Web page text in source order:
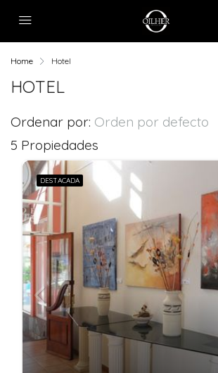
Home Hotel
HOTEL
5 Propiedades
Ordenar por: Orden por defecto
DESTACADA